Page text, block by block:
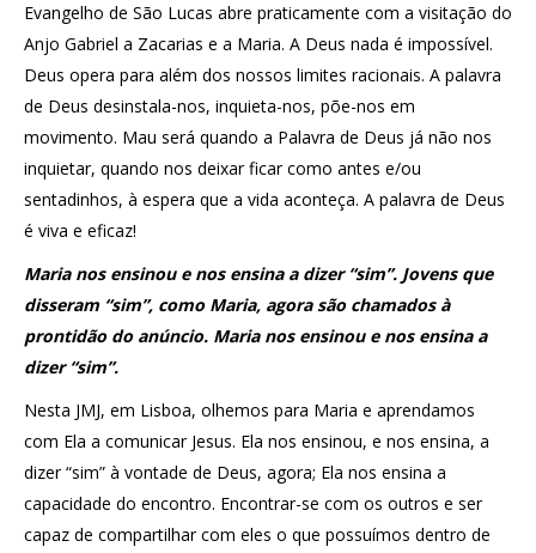
Evangelho de São Lucas abre praticamente com a visitação do
Anjo Gabriel a Zacarias e a Maria. A Deus nada é impossível.
Deus opera para além dos nossos limites racionais. A palavra
de Deus desinstala-nos, inquieta-nos, põe-nos em
movimento. Mau será quando a Palavra de Deus já não nos
inquietar, quando nos deixar ficar como antes e/ou
sentadinhos, à espera que a vida aconteça. A palavra de Deus
é viva e eficaz!
Maria nos ensinou e nos ensina a dizer “sim”. Jovens que
disseram “sim”, como Maria, agora são chamados à
prontidão do anúncio. Maria nos ensinou e nos ensina a
dizer “sim”.
Nesta JMJ, em Lisboa, olhemos para Maria e aprendamos
com Ela a comunicar Jesus. Ela nos ensinou, e nos ensina, a
dizer “sim” à vontade de Deus, agora; Ela nos ensina a
capacidade do encontro. Encontrar-se com os outros e ser
capaz de compartilhar com eles o que possuímos dentro de